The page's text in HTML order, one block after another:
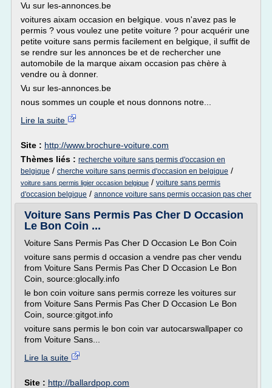
Vu sur les-annonces.be
voitures aixam occasion en belgique. vous n'avez pas le
permis ? vous voulez une petite voiture ? pour acquérir une
petite voiture sans permis facilement en belgique, il suffit de
se rendre sur les annonces be et de rechercher une
automobile de la marque aixam occasion pas chère à
vendre ou à donner.
Vu sur les-annonces.be
nous sommes un couple et nous donnons notre...
Lire la suite
Site : http://www.brochure-voiture.com
Thèmes liés : recherche voiture sans permis d'occasion en
belgique / cherche voiture sans permis d'occasion en belgique /
voiture sans permis ligier occasion belgique / voiture sans permis
d'occasion belgique / annonce voiture sans permis occasion pas cher
Voiture Sans Permis Pas Cher D Occasion
Le Bon Coin ...
Voiture Sans Permis Pas Cher D Occasion Le Bon Coin
voiture sans permis d occasion a vendre pas cher vendu
from Voiture Sans Permis Pas Cher D Occasion Le Bon
Coin, source:glocally.info
le bon coin voiture sans permis correze les voitures sur
from Voiture Sans Permis Pas Cher D Occasion Le Bon
Coin, source:gitgot.info
voiture sans permis le bon coin var autocarswallpaper co
from Voiture Sans...
Lire la suite
Site : http://ballardpop.com